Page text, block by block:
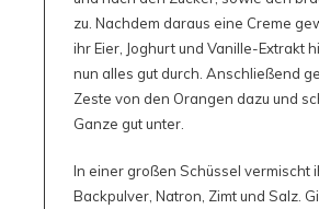
zu. Nachdem daraus eine Creme
ihr Eier, Joghurt und Vanille-Extrakt
nun alles gut durch. Anschließend
Zeste von den Orangen dazu und
Ganze gut unter.
In einer großen Schüssel vermischt
Backpulver, Natron, Zimt und Salz.